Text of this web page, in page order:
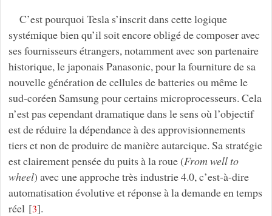
C’est pourquoi Tesla s’inscrit dans cette logique
systémique bien qu’il soit encore obligé de composer avec
ses fournisseurs étrangers, notamment avec son partenaire
historique, le japonais Panasonic, pour la fourniture de sa
nouvelle génération de cellules de batteries ou même le
sud-coréen Samsung pour certains microprocesseurs. Cela
n’est pas cependant dramatique dans le sens où l’objectif
est de réduire la dépendance à des approvisionnements
tiers et non de produire de manière autarcique. Sa stratégie
est clairement pensée du puits à la roue (From well to
wheel) avec une approche très industrie 4.0, c’est-à-dire
automatisation évolutive et réponse à la demande en temps
réel [3].